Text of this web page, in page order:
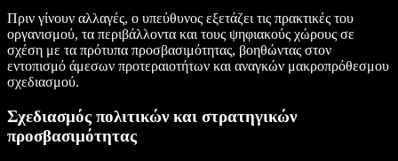
Πριν γίνουν αλλαγές, ο υπεύθυνος εξετάζει τις πρακτικές του
οργανισμού, τα περιβάλλοντα και τους ψηφιακούς χώρους σε
σχέση με τα πρότυπα προσβασιμότητας, βοηθώντας στον
εντοπισμό άμεσων προτεραιοτήτων και αναγκών μακροπρόθεσμου
σχεδιασμού.
Σχεδιασμός πολιτικών και στρατηγικών
προσβασιμότητας